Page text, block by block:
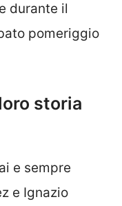
durante il
pomeriggio
storia
e sempre
e Ignazio